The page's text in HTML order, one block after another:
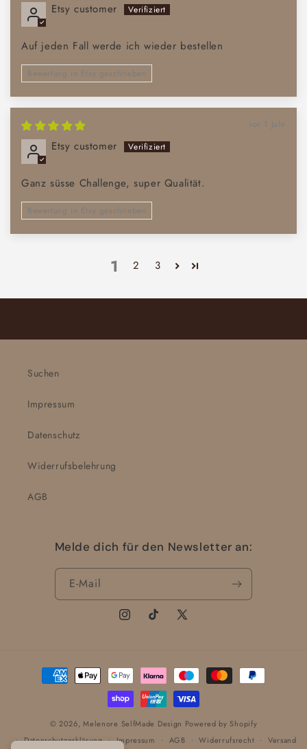
Etsy customer
Auf jeden Fall werde ich wieder bestellen
Bewertung in Etsy geschrieben
vor 1 Jahr
Etsy customer
Ganz süsse Challenge, super Qualität.
Bewertung in Etsy geschrieben
1 2 3
Suchen
Impressum
Datenschutz
Widerrufsbelehrung
AGB
Melde dich für den Newsletter an:
E-Mail
InstagramTikTok
X
Zahlungsmethoden
© 2026,Melenore SelfMade Design Powered by Shopify
Datenschutzerklärung
Impressum AGB Widerrufsrecht Versand